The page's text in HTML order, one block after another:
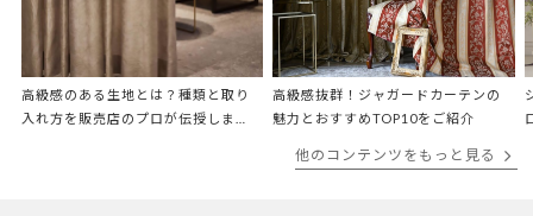
高級感のある生地とは？種類と取り
入れ方を販売店のプロが伝授しま
高級感抜群！ジャガードカーテンの
魅力とおすすめTOP10をご紹介
他のコンテンツをもっと見る